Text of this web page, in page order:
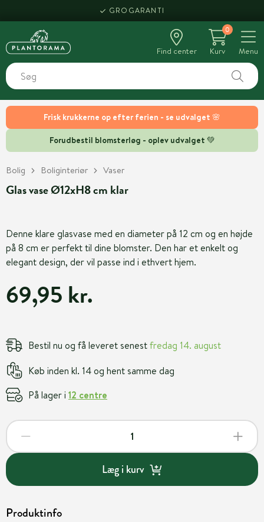
Frisk krukkerne op efter ferien - se udvalget 🌸
Forudbestil blomsterløg - oplev udvalget 💚
GROGARANTI
Find center
0
Kurv
Menu
Bolig Boliginteriør Vaser
Glas vase Ø12xH8 cm klar
Denne klare glasvase med en diameter på 12 cm og en højde
på 8 cm er perfekt til dine blomster. Den har et enkelt og
elegant design, der vil passe ind i ethvert hjem.
69,95 kr.
Bestil nu og få leveret senestfredag 14. august
Køb inden kl. 14 og hent samme dag
På lager i 12 centre
Læg i kurv
Produktinfo